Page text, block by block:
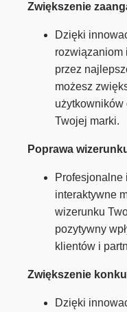
Zwiększenie
Dzięki
rozwiązaniom
przez
możesz
Twojej marki.
Poprawa
Profesjonalne
interaktywne
wizerunku
pozytywny
klientów i
Zwiększenie
Dzięki